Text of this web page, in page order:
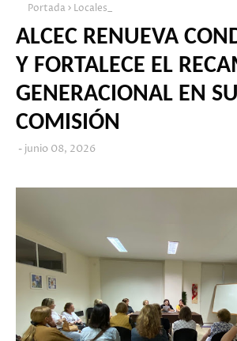
Portada Locales_
ALCEC RENUEVA
Y FORTALECE EL
GENERACIONAL EN SU
COMISIÓN
junio 08, 2026